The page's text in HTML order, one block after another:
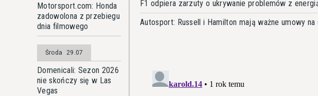
Motorsport.com: Honda
zadowolona z przebiegu
dnia filmowego
Środa 29.07
Domenicali: Sezon 2026
nie skończy się w Las
Vegas
F1 odpiera zarzuty o ukrywanie problemów z
Autosport: Russell i Hamilton mają ważne umowy